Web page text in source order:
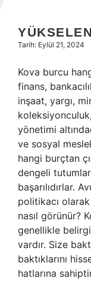
Tarih: Eylül 21, 2024
Kova burcu
finans,
inşaat, yargı,
yönetimi
ve sosyal
hangi burçtan
dengeli
başarılıdırlar.
politikacı olarak
nasıl görünür?
genellikle
vardır. Size
baktıklarını
hatlarına